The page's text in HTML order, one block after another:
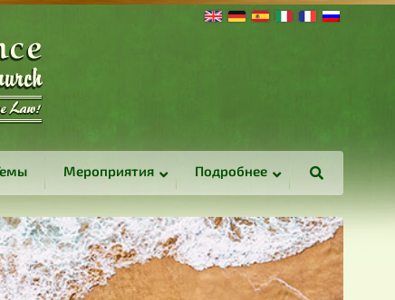
Мероприятия Подробнее